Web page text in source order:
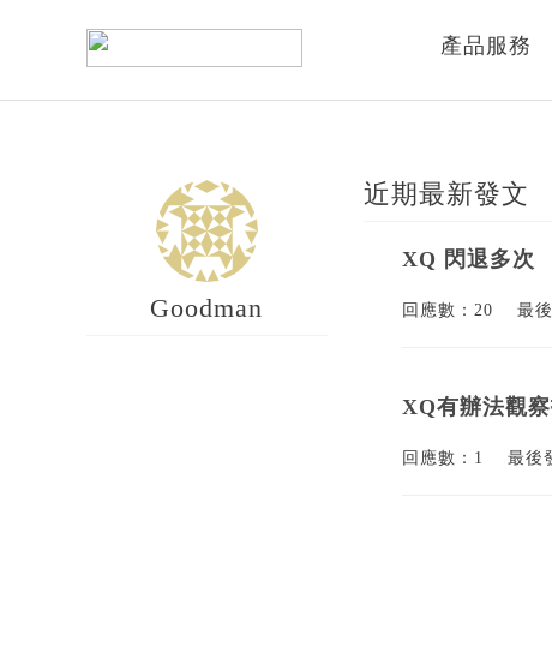
產品服務
Goodman
近期最新發文
XQ 閃退多次
回應數：20 最
XQ有辦法觀
回應數：1 最後